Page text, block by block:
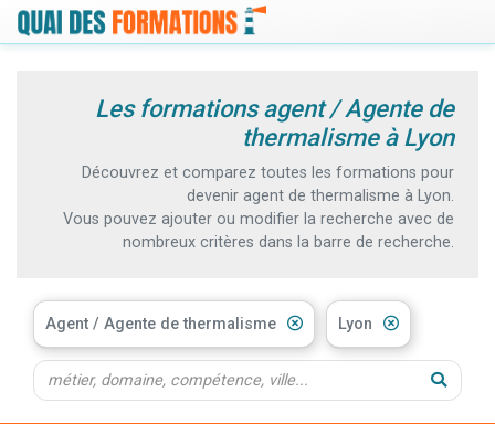
Les formations agent / Agente de
thermalisme à Lyon
Découvrez et comparez toutes les formations pour
devenir agent de thermalisme à Lyon.
Vous pouvez ajouter ou modifier la recherche avec de
nombreux critères dans la barre de recherche.
Agent / Agente de thermalisme Lyon